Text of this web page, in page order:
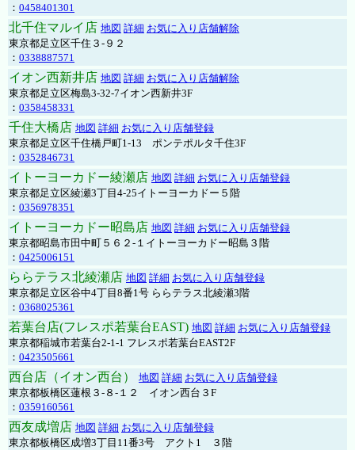
： 0458401301
北千住マルイ店 地図 詳細 お気に入り店舗解除
東京都足立区千住３-９２
： 0338887571
イオン西新井店 地図 詳細 お気に入り店舗解除
東京都足立区梅島3-32-7イオン西新井3F
： 0358458331
千住大橋店 地図 詳細 お気に入り店舗登録
東京都足立区千住橋戸町1-13 ポンテポルタ千住3F
： 0352846731
イトーヨーカドー綾瀬店 地図 詳細 お気に入り店舗登録
東京都足立区綾瀬3丁目4-25イトーヨーカドー５階
： 0356978351
イトーヨーカドー昭島店 地図 詳細 お気に入り店舗登録
東京都昭島市田中町５６２-１イトーヨーカドー昭島３階
： 0425006151
ららテラス北綾瀬店 地図 詳細 お気に入り店舗登録
東京都足立区谷中4丁目8番1号 ららテラス北綾瀬3階
： 0368025361
若葉台店(フレスポ若葉台EAST) 地図 詳細 お気に入り店舗登録
東京都稲城市若葉台2-1-1 フレスポ若葉台EAST2F
： 0423505661
西台店（イオン西台） 地図 詳細 お気に入り店舗登録
東京都板橋区蓮根３-８-１２ イオン西台３F
： 0359160561
西友成増店 地図 詳細 お気に入り店舗登録
東京都板橋区成増3丁目11番3号 アクト1 ３階